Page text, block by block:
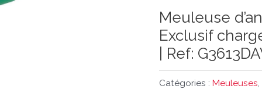
Meuleuse
Exclusif
| Ref:
Catégories : Meuleuses,